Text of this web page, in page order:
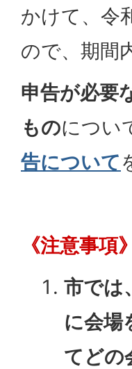
かけて、令
ので、期間
申告が必要
ものについ
告について
《注意事項》
市では
に会場
てどの